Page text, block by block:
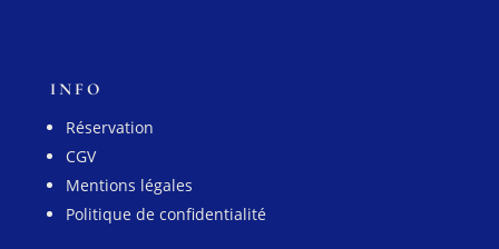
INFO
Réservation
CGV
Mentions légales
Politique de confidentialité